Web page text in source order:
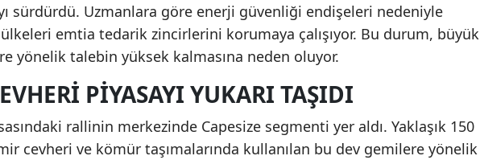
sürdürdü. Uzmanlara göre enerji güvenliği endişeleri nedeniyle
emtia tedarik zincirlerini korumaya çalışıyor. Bu durum, büyük
yönelik talebin yüksek kalmasına neden oluyor.
PIYASAYI YUKARI TAŞIDI
rallinin merkezinde Capesize segmenti yer aldı. Yaklaşık 150
cevheri ve kömür taşımalarında kullanılan bu dev gemilere yönelik